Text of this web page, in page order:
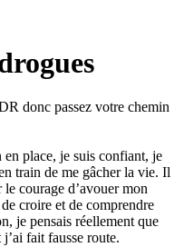
donc passez votre chemin
place, je suis confiant, je
train de me gâcher la vie. Il
courage d’avouer mon
croire et de comprendre
je pensais réellement que
fait fausse route.